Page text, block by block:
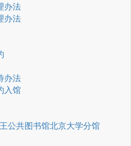
办法
办法
办法
入馆
公共图书馆北京大学分馆